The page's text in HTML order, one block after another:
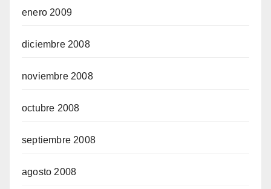
enero 2009
diciembre 2008
noviembre 2008
octubre 2008
septiembre 2008
agosto 2008